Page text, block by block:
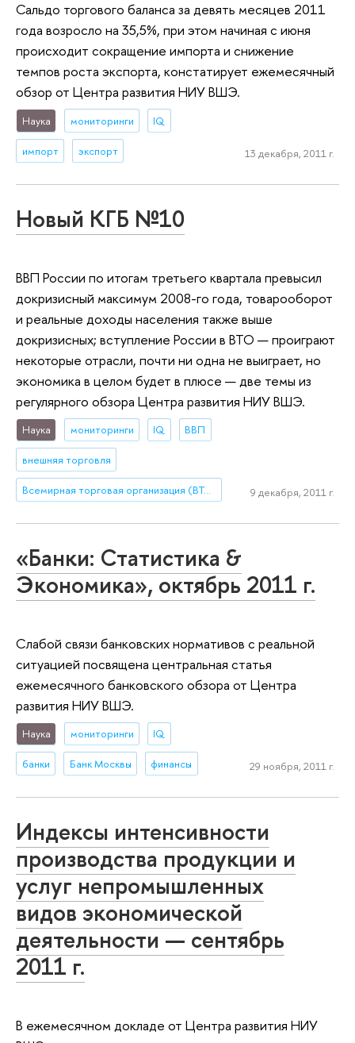
Сальдо торгового баланса за девять месяцев 2011
года возросло на 35,5%, при этом начиная с июня
происходит сокращение импорта и снижение
темпов роста экспорта, констатирует ежемесячный
обзор от Центра развития НИУ ВШЭ.
Наука мониторинги IQ
импорт экспорт 13 декабря, 2011 г.
Новый КГБ №10
ВВП России по итогам третьего квартала превысил
докризисный максимум 2008-го года, товарооборот
и реальные доходы населения также выше
докризисных; вступление России в ВТО — проиграют
некоторые отрасли, почти ни одна не выиграет, но
экономика в целом будет в плюсе — две темы из
регулярного обзора Центра развития НИУ ВШЭ.
Наука мониторинги IQ ВВП
внешняя торговля
Всемирная торговая организация (ВТО) 9 декабря, 2011 г.
«Банки: Статистика &
Экономика», октябрь 2011 г.
Слабой связи банковских нормативов с реальной
ситуацией посвящена центральная статья
ежемесячного банковского обзора от Центра
развития НИУ ВШЭ.
Наука мониторинги IQ
банки Банк Москвы финансы 29 ноября, 2011 г.
Индексы интенсивности
производства продукции и
услуг непромышленных
видов экономической
деятельности — сентябрь
2011 г.
В ежемесячном докладе от Центра развития НИУ